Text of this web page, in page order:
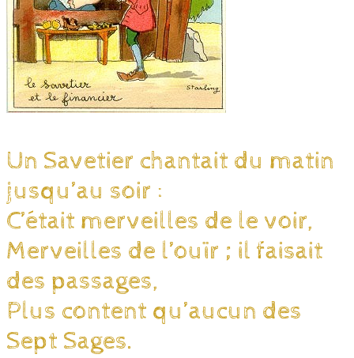
Un Savetier chantait du matin
jusqu’au soir :
C’était merveilles de le voir,
Merveilles de l’ouïr ; il faisait
des passages,
Plus content qu’aucun des
Sept Sages.